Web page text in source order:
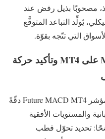
مصحوبًا بذيل رفض عند
يُولِّد التباعد المتوقَّع
التي تتّجه بقوّة.
الجمع بين هيستوغرام MACD على MT4 وتأكيد حركة
يكتسب تحليل الهيستوغرام ضمن مؤشر Future MACD MT4 دقّةً
والمستويات الأفقية
تحديد تحوّل قطب